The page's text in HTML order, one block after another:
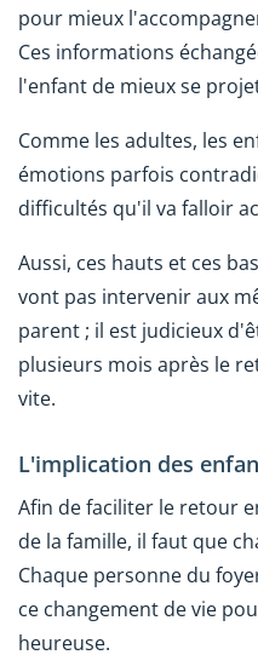
pour mieux
Ces informations
l'enfant de mieux se
Comme les adultes, les
émotions parfois
difficultés qu'il va falloir
Aussi, ces hauts et ces
vont pas intervenir aux
parent ; il est judicieux
plusieurs mois après le
vite.
L'implication des
Afin de faciliter le retour
de la famille, il faut que
Chaque personne du
ce changement de vie
heureuse.